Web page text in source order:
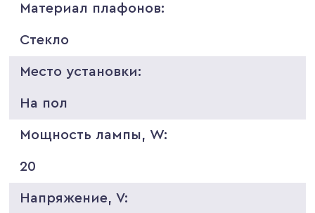
Материал плафонов:
Стекло
Место установки:
На пол
Мощность лампы, W:
20
Напряжение, V: